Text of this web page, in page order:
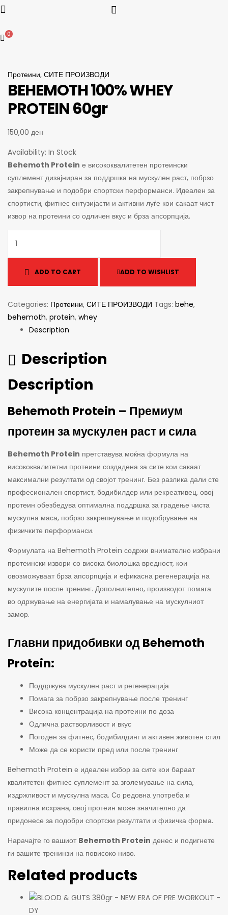
0
Протеини, СИТЕ ПРОИЗВОДИ
BEHEMOTH 100% WHEY
PROTEIN 60gr
150,00 ден
Availability: In Stock
Behemoth Protein е висококвалитетен протеински
суплемент дизајниран за поддршка на мускулен раст, побрзо
закрепнување и подобри спортски перформанси. Идеален за
спортисти, фитнес ентузијасти и активни луѓе кои сакаат чист
извор на протеини со одличен вкус и брза апсорпција.
ADD TO CART ADD TO WISHLIST
Categories: Протеини, СИТЕ ПРОИЗВОДИ Tags: behe,
behemoth, protein, whey
Description
Description
Description
Behemoth Protein – Премиум
протеин за мускулен раст и сила
Behemoth Protein претставува моќна формула на
висококвалитетни протеини создадена за сите кои сакаат
максимални резултати од својот тренинг. Без разлика дали сте
професионален спортист, бодибилдер или рекреативец, овој
протеин обезбедува оптимална поддршка за градење чиста
мускулна маса, побрзо закрепнување и подобрување на
физичките перформанси.
Формулата на Behemoth Protein содржи внимателно избрани
протеински извори со висока биолошка вредност, кои
овозможуваат брза апсорпција и ефикасна регенерација на
мускулите после тренинг. Дополнително, производот помага
во одржување на енергијата и намалување на мускулниот
замор.
Главни придобивки од Behemoth
Protein:
Поддржува мускулен раст и регенерација
Помага за побрзо закрепнување после тренинг
Висока концентрација на протеини по доза
Одлична растворливост и вкус
Погоден за фитнес, бодибилдинг и активен животен стил
Може да се користи пред или после тренинг
Behemoth Protein е идеален избор за сите кои бараат
квалитетен фитнес суплемент за зголемување на сила,
издржливост и мускулна маса. Со редовна употреба и
правилна исхрана, овој протеин може значително да
придонесе за подобри спортски резултати и физичка форма.
Нарачајте го вашиот Behemoth Protein денес и подигнете
ги вашите тренинзи на повисоко ниво.
Related products